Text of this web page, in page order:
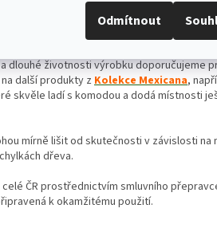
Odmítnout
cm
dlouhé životnosti výrobku doporučujeme
další produkty z Kolekce Mexicana,
skvěle ladí s komodou a dodá místnosti
mírně lišit od skutečnosti v závislosti na
dřeva.
ČR prostřednictvím smluvního
k okamžitému použití.